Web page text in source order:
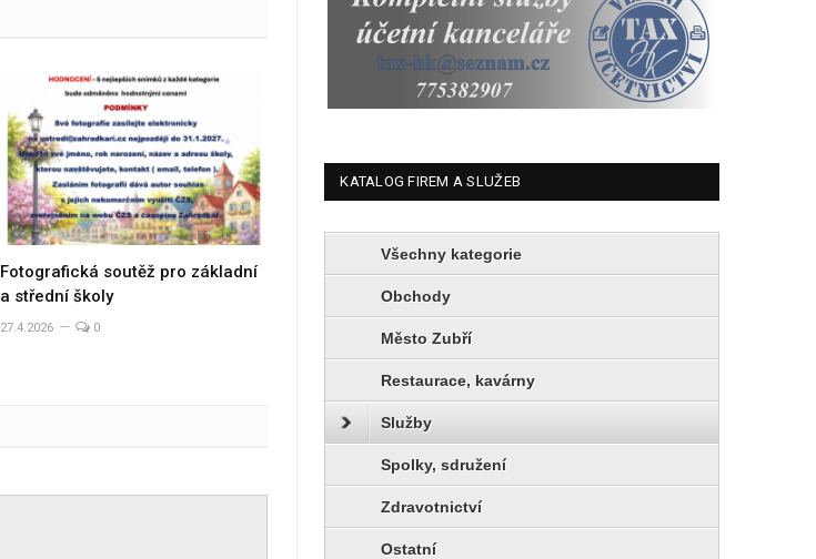
Fotografická soutěž pro základní
a střední školy
27.4.2026 0
KATALOG FIREM A SLUŽEB
Všechny kategorie
Obchody
Město Zubří
Restaurace, kavárny
Služby
Spolky, sdružení
Zdravotnictví
Ostatní